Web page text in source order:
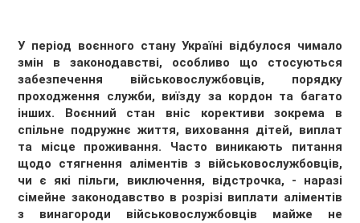
У період воєнного стану Україні відбулося чимало
змін в законодавстві, особливо що стосуються
забезпечення військовослужбовців, порядку
проходження служби, виїзду за кордон та багато
інших. Воєнний стан вніс корективи зокрема в
спільне подружнє життя, виховання дітей, виплат
та місце проживання. Часто виникають питання
щодо стягнення аліментів з військовослужбовців,
чи є які пільги, виключення, відстрочка, - наразі
сімейне законодавство в розрізі виплати аліментів
з винагороди військовослужбовців майже не